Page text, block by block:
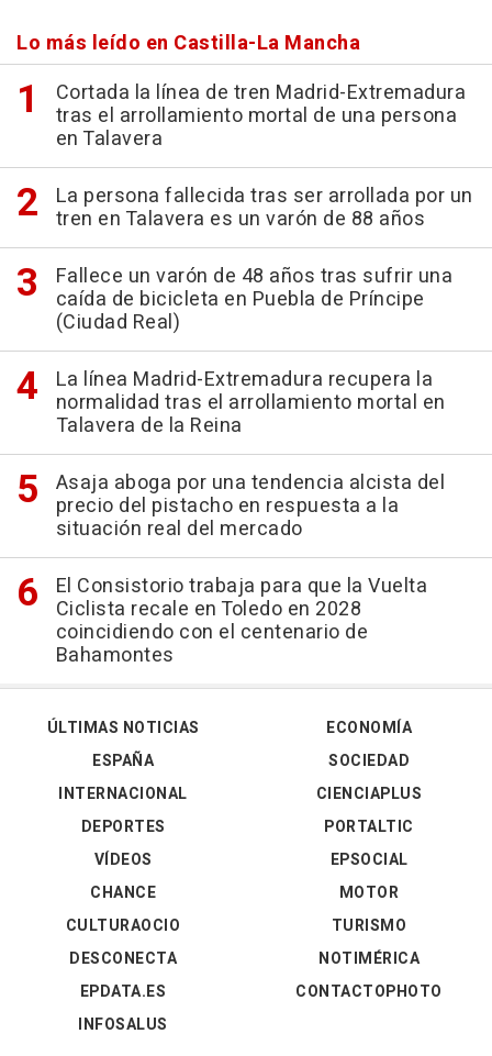
Lo más leído en Castilla-La Mancha
Cortada la línea de tren Madrid-Extremadura
tras el arrollamiento mortal de una persona
en Talavera
La persona fallecida tras ser arrollada por un
tren en Talavera es un varón de 88 años
Fallece un varón de 48 años tras sufrir una
caída de bicicleta en Puebla de Príncipe
(Ciudad Real)
La línea Madrid-Extremadura recupera la
normalidad tras el arrollamiento mortal en
Talavera de la Reina
Asaja aboga por una tendencia alcista del
precio del pistacho en respuesta a la
situación real del mercado
El Consistorio trabaja para que la Vuelta
Ciclista recale en Toledo en 2028
coincidiendo con el centenario de
Bahamontes
ÚLTIMAS NOTICIAS
ESPAÑA
INTERNACIONAL
DEPORTES
VÍDEOS
ECONOMÍA
SOCIEDAD
CIENCIAPLUS
PORTALTIC
EPSOCIAL
CHANCE
CULTURAOCIO
DESCONECTA
EPDATA.ES
INFOSALUS
MOTOR
TURISMO
NOTIMÉRICA
CONTACTOPHOTO